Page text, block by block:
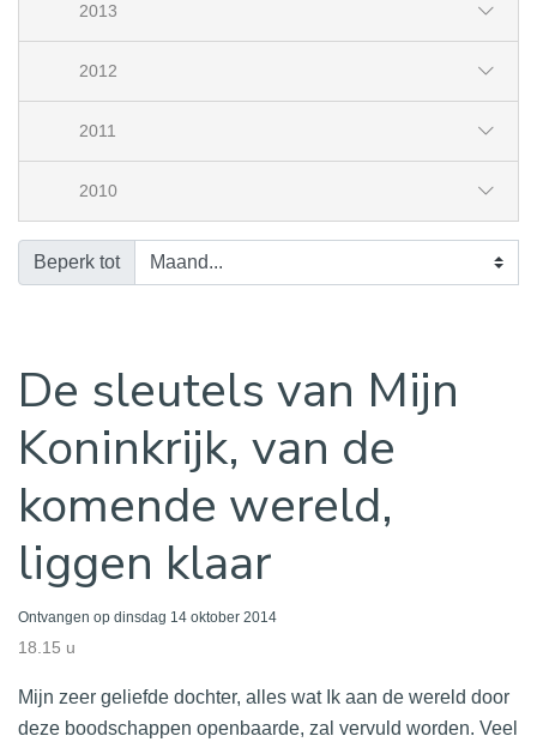
2013
2012
2011
2010
Beperk tot
De sleutels van Mijn
Koninkrijk, van de
komende wereld,
liggen klaar
Ontvangen op dinsdag 14 oktober 2014
18.15 u
Mijn zeer geliefde dochter, alles wat Ik aan de wereld door
deze boodschappen openbaarde, zal vervuld worden. Veel